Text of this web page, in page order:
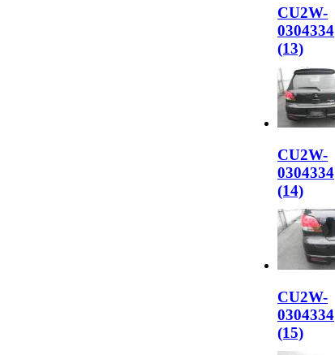
CU2W-
0304334
(13)
CU2W-
0304334
(14)
CU2W-
0304334
(15)